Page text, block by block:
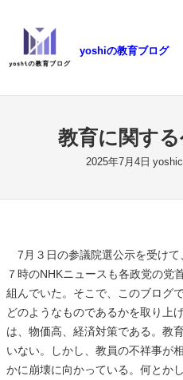
yoshiの教育ブログ
教育に関す
2025年7月4日
7月３日の参議院選公示を受けて
７時のNHKニュースも各政党の党
組んでいた。そこで、このブログ
どのようなものであるかを取り上
は、物価高、経済対策である。教
いない。しかし、教員の不祥事が
かに崩壊に向かっている。何とか